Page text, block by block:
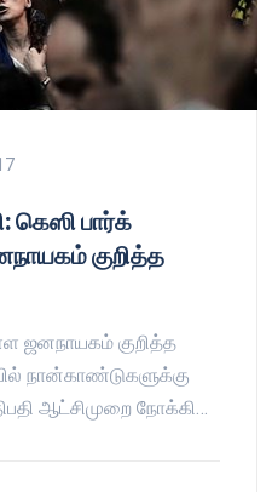
கெஸி பார்க்
குறித்த
ஜனநாயகம் குறித்த
நான்காண்டுகளுக்கு
ஆட்சிமுறை நோக்கி…